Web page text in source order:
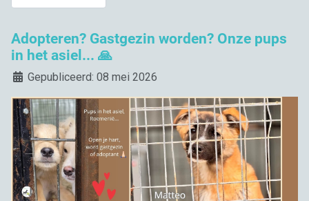
Adopteren? Gastgezin worden? Onze pups
in het asiel... 🙏
DetailsGepubliceerd: 08 mei 2026